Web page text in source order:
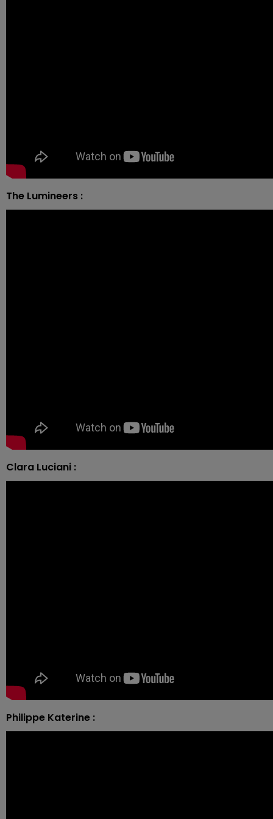
The Lumineers :
Clara Luciani :
Philippe Katerine :